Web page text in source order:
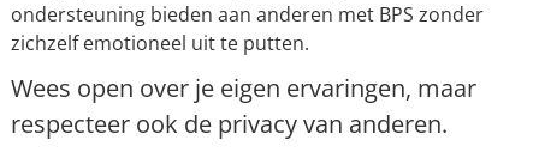
ondersteuning bieden aan anderen met BPS zonder
zichzelf emotioneel uit te putten.
Wees open over je eigen ervaringen, maar
respecteer ook de privacy van anderen.